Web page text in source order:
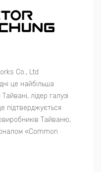
Co., Ltd
це найбільша
лідер галузі
підтверджується
Тайваню,
«Common